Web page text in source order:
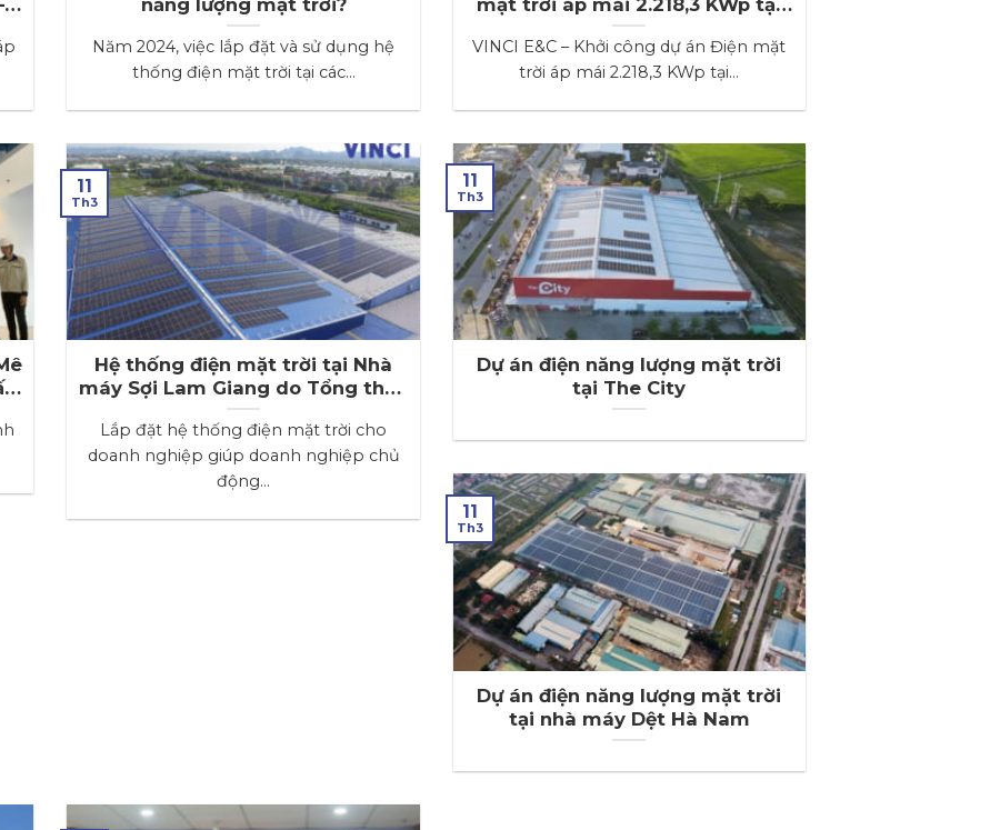
Năm 2024, việc lắp đặt và sử dụng hệ
thống điện mặt trời tại các...
Công ty TNHH Thủy Long Hà
Nam
VINCI E&C – Khởi công dự án Điện mặt
trời áp mái 2.218,3 KWp tại...
Hệ thống điện mặt trời tại Nhà
máy Sợi Lam Giang do Tổng thầu
VINCI thực hiện
Lắp đặt hệ thống điện mặt trời cho
doanh nghiệp giúp doanh nghiệp chủ
động...
11
Th3
Dự án điện năng lượng mặt trời
tại The City
11
Th3
Dự án điện năng lượng mặt trời
tại nhà máy Dệt Hà Nam
11
Th3